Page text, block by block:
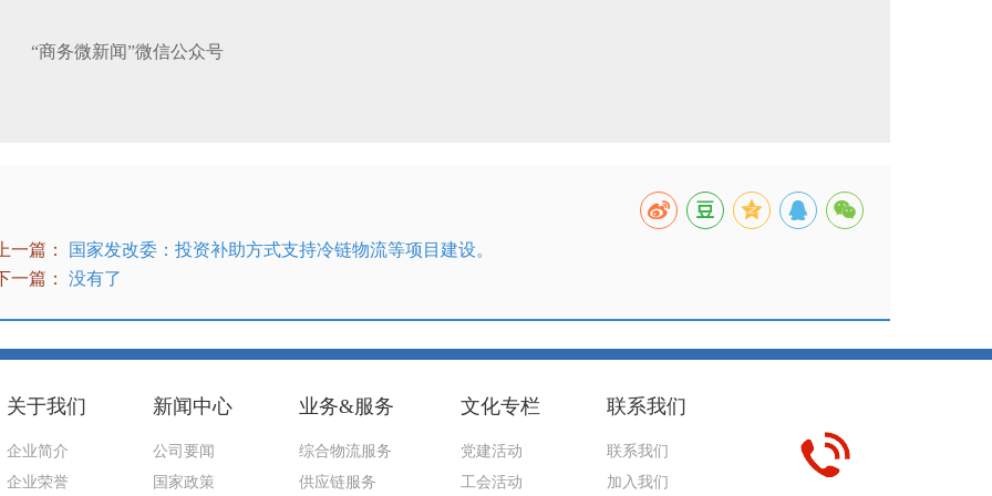
“商务微新闻”微信公众号
一篇：
国家发改委：投资补助方式支持冷链物流等项目建设。
一篇：
没有了
关于我们
企业简介
企业荣誉
新闻中心
公司要闻
国家政策
业务&服务
综合物流服务
供应链服务
文化专栏
党建活动
工会活动
联系我们
联系我们
加入我们